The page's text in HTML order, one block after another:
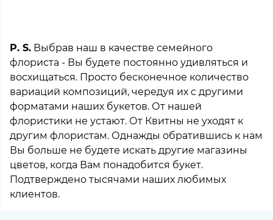
P. S. Выбрав наш в качестве семейного
флориста - Вы будете постоянно удивляться и
восхищаться. Просто бесконечное количество
вариаций композиций, чередуя их с другими
форматами наших букетов. От нашей
флористики не устают. От Квитны не уходят к
другим флористам. Однажды обратившись к нам
Вы больше не будете искать другие магазины
цветов, когда Вам понадобится букет.
Подтверждено тысячами наших любимых
клиентов.